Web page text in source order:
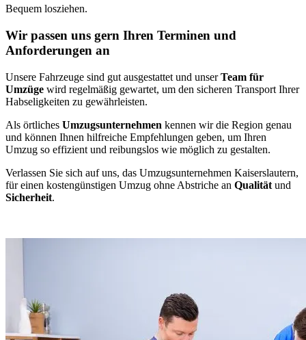
Bequem losziehen.
Wir passen uns gern Ihren Terminen und
Anforderungen an
Unsere Fahrzeuge sind gut ausgestattet und unserTeam für
Umzüge wird regelmäßig gewartet, um den sicheren Transport Ihrer
Habseligkeiten zu gewährleisten.
Als örtliches Umzugsunternehmen kennen wir die Region genau
und können Ihnen hilfreiche Empfehlungen geben, um Ihren
Umzug so effizient und reibungslos wie möglich zu gestalten.
Verlassen Sie sich auf uns, das Umzugsunternehmen Kaiserslautern,
für einen kostengünstigen Umzug ohne Abstriche an Qualität und
Sicherheit.